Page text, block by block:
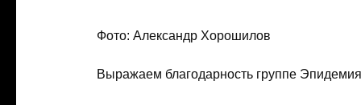
Фото: Александр Хорошилов
Выражаем благодарность группе